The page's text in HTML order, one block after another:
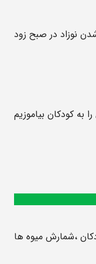
نوزاد در صبح زود
به کودکان بیاموزیم
،شمارش میوه ها